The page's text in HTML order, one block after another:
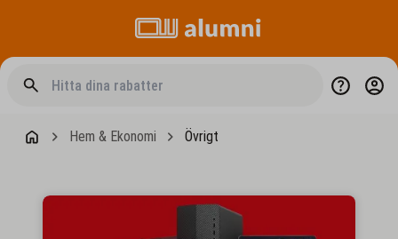
Hem & Ekonomi Övrigt